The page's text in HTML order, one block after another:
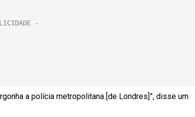
a polícia metropolitana [de Londres]”, disse um